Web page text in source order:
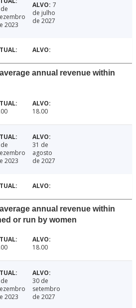
2023
7
de julho
de 2027
annual revenue within
18.00
2023
31 de
agosto
de 2027
annual revenue within
or run by women
18.00
2023
30 de
setembro
de 2027